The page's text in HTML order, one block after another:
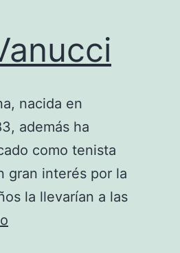
nacida en
además ha
como tenista
gran interés por la
la llevarían a las